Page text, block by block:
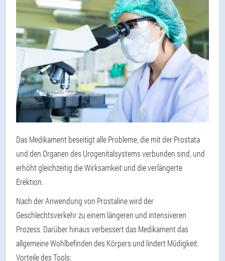
Das Medikament beseitigt alle Probleme, die mit der Prostata
und den Organen des Urogenitalsystems verbunden sind, und
erhöht gleichzeitig die Wirksamkeit und die verlängerte
Erektion.
Nach der Anwendung von Prostaline wird der
Geschlechtsverkehr zu einem längeren und intensiveren
Prozess. Darüber hinaus verbessert das Medikament das
allgemeine Wohlbefinden des Körpers und lindert Müdigkeit.
Vorteile des Tools: